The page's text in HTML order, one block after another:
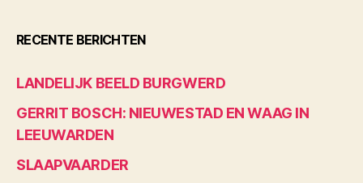
RECENTE BERICHTEN
LANDELIJK BEELD BURGWERD
GERRIT BOSCH: NIEUWESTAD EN WAAG IN
LEEUWARDEN
SLAAPVAARDER